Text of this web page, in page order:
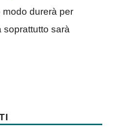
modo durerà per
soprattutto sarà